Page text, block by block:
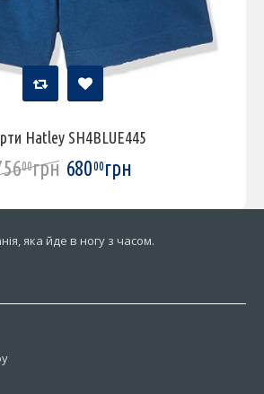
Hatley SH4BLUE445
00грн 68000грн
яка йде в ногу з часом.